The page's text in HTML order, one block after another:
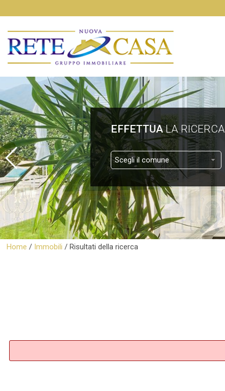
EFFETTUALA RICERCA
Scegli il comune
Home / Immobili /Risultati della ricerca